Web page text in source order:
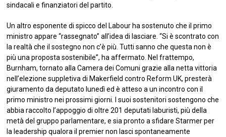
sindacali e finanziatori del partito.
Un altro esponente di spicco del Labour ha sostenuto che il primo
ministro appare “rassegnato” all’idea di lasciare. “Si è scontrato con
la realtà che il sostegno non c’è più. Tutti sanno che questa non è
più una proposta sostenibile”, ha affermato. Nel frattempo,
Burnham, tornato alla Camera dei Comuni grazie alla netta vittoria
nell’elezione suppletiva di Makerfield contro Reform UK, presterà
giuramento da deputato lunedì ed è atteso a un incontro con il
primo ministro nei prossimi giorni. I suoi sostenitori sostengono che
abbia raccolto l’appoggio di oltre 201 deputati laburisti, più della
metà del gruppo parlamentare, e sia pronto a sfidare Starmer per
la leadership qualora il premier non lasci spontaneamente